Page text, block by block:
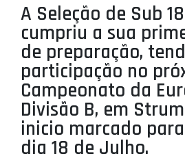
SELEÇÕES
MINIBASQUETE
ÁREA TÉCNICA
PROJETOS
LIGA BETCLIC MASCULINA
LIGA BETCLIC FEMININA
A Seleção de Sub
cumpriu a sua
de preparação,
participação no
Campeonato da
Divisão B, em
inicio marcado
dia 18 de Julho.